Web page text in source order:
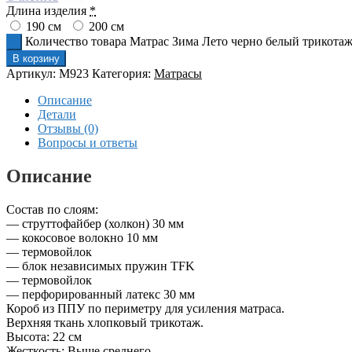
Длина изделия *
190 см
200 см
Количество товара Матрас Зима Лето черно белый трикотаж
В корзину
Артикул: M923 Категория: Матрасы
Описание
Детали
Отзывы (0)
Вопросы и ответы
Описание
Состав по слоям:
— струттофайбер (холкон) 30 мм
— кокосовое волокно 10 мм
— термовойлок
— блок независимых пружин TFK
— термовойлок
— перфорированный латекс 30 мм
Короб из ППУ по периметру для усиления матраса.
Верхняя ткань хлопковый трикотаж.
Высота: 22 см